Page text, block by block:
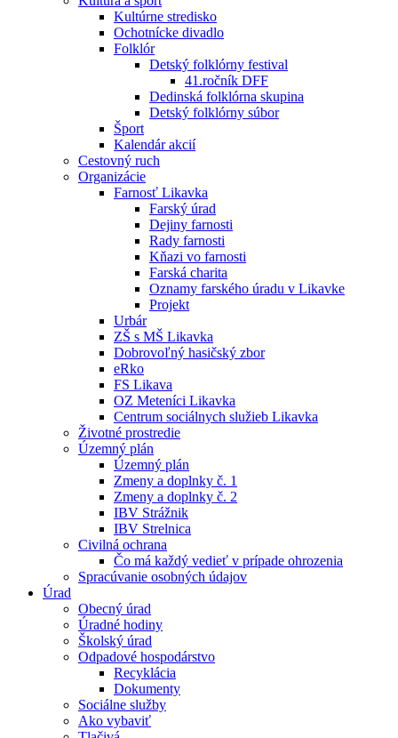
Kultúrne stredisko
Ochotnícke divadlo
Folklór
Detský folklórny festival
41.ročník DFF
Dedinská folklórna skupina
Detský folklórny súbor
Šport
Kalendár akcií
Cestovný ruch
Organizácie
Farnosť Likavka
Farský úrad
Dejiny farnosti
Rady farnosti
Kňazi vo farnosti
Farská charita
Oznamy farského úradu v Likavke
Projekt
Urbár
ZŠ s MŠ Likavka
Dobrovoľný hasičský zbor
eRko
FS Likava
OZ Meteníci Likavka
Centrum sociálnych služieb Likavka
Životné prostredie
Územný plán
Územný plán
Zmeny a doplnky č. 1
Zmeny a doplnky č. 2
IBV Strážnik
IBV Strelnica
Civilná ochrana
Čo má každý vedieť v prípade ohrozenia
Spracúvanie osobných údajov
Úrad
Obecný úrad
Úradné hodiny
Školský úrad
Odpadové hospodárstvo
Recyklácia
Dokumenty
Sociálne služby
Ako vybaviť